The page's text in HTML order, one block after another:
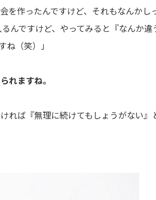
を作ったんですけど、それもなんかし
んですけど、やってみると『なんか違
（笑）」
れますね。
れば『無理に続けてもしょうがない』